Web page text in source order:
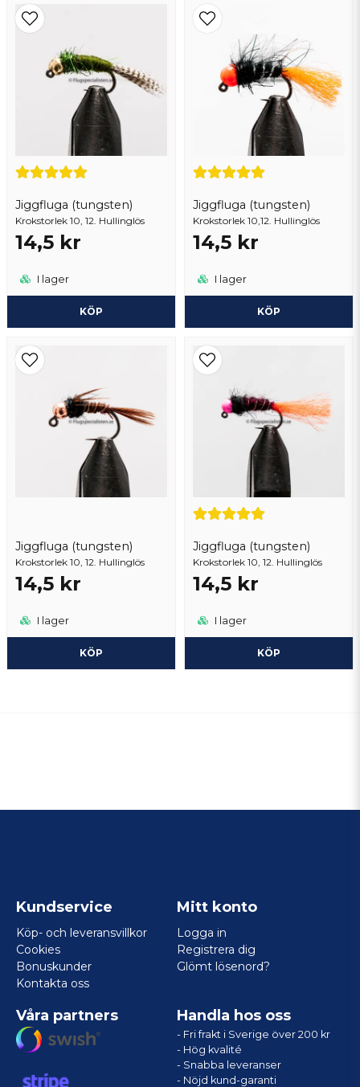
Jiggfluga (tungsten)
Krokstorlek 10, 12. Hullinglös
14,5 kr
I lager
KÖP
Jiggfluga (tungsten)
Krokstorlek 10,12. Hullinglös
14,5 kr
I lager
KÖP
Jiggfluga (tungsten)
Krokstorlek 10, 12. Hullinglös
14,5 kr
I lager
KÖP
Jiggfluga (tungsten)
Krokstorlek 10, 12. Hullinglös
14,5 kr
I lager
KÖP
Ja, ni får publicera min fråga
Skicka fråga
Kundservice
Köp- och leveransvillkor
Cookies
Bonuskunder
Kontakta oss
Mitt konto
Logga in
Registrera dig
Glömt lösenord?
Våra partners Handla hos oss
- Fri frakt i Sverige över 200 kr
- Hög kvalité
- Snabba leveranser
- Nöjd kund-garanti